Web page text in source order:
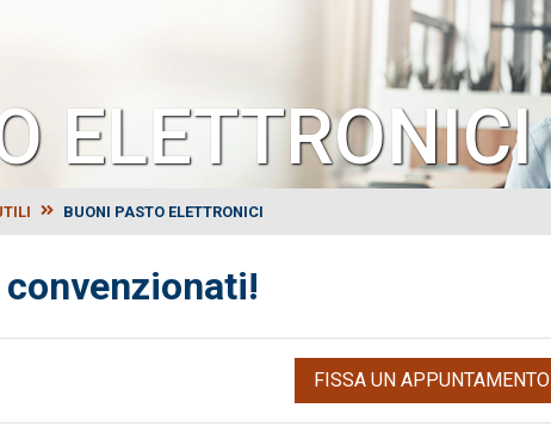
ELETTRONICI
BUONI PASTO ELETTRONICI
FISSA UN APPUNTAMENTO